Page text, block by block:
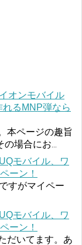
イオンモバイル
るMNP弾なら
本ページの趣旨
の場合にお
モバイル、ワ
ーン！
すがマイペー
モバイル、ワ
ーン！
だいてます。あ